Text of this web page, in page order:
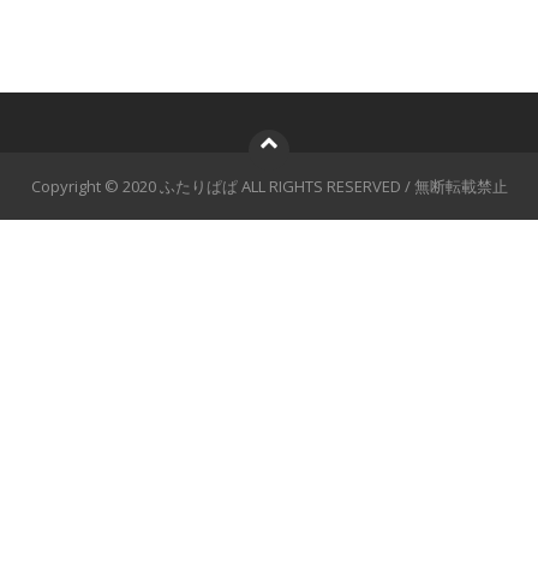
Copyright © 2020 ふたりぱぱ ALL RIGHTS RESERVED / 無断転載禁止